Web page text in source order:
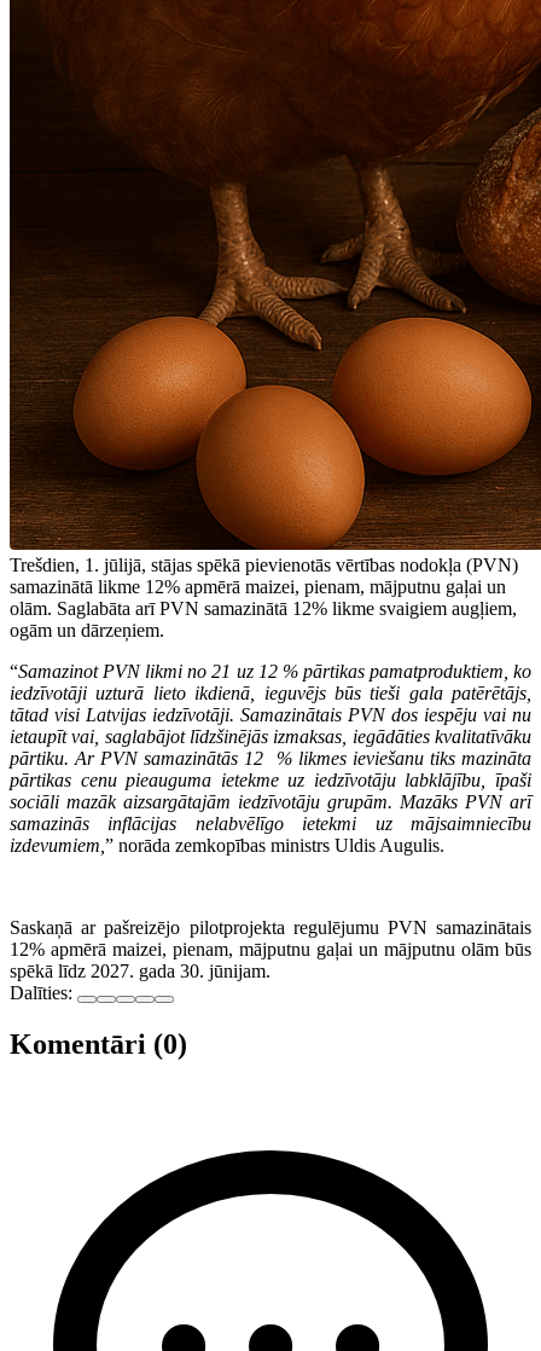
Trešdien, 1. jūlijā, stājas spēkā pievienotās vērtības nodokļa (PVN)
samazinātā likme 12% apmērā maizei, pienam, mājputnu gaļai un
olām. Saglabāta arī PVN samazinātā 12% likme svaigiem augļiem,
ogām un dārzeņiem.
“Samazinot PVN likmi no 21 uz 12 % pārtikas pamatproduktiem, ko
iedzīvotāji uzturā lieto ikdienā, ieguvējs būs tieši gala patērētājs,
tātad visi Latvijas iedzīvotāji. Samazinātais PVN dos iespēju vai nu
ietaupīt vai, saglabājot līdzšinējās izmaksas, iegādāties kvalitatīvāku
pārtiku. Ar PVN samazinātās 12 % likmes ieviešanu tiks mazināta
pārtikas cenu pieauguma ietekme uz iedzīvotāju labklājību, īpaši
sociāli mazāk aizsargātajām iedzīvotāju grupām. Mazāks PVN arī
samazinās inflācijas nelabvēlīgo ietekmi uz mājsaimniecību
izdevumiem, ” norāda zemkopības ministrs Uldis Augulis.
Saskaņā ar pašreizējo pilotprojekta regulējumu PVN samazinātais
12% apmērā maizei, pienam, mājputnu gaļai un mājputnu olām būs
spēkā līdz 2027. gada 30. jūnijam.
Dalīties:
Komentāri (0)